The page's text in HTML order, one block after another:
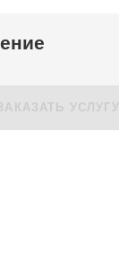
УСЛУГУ